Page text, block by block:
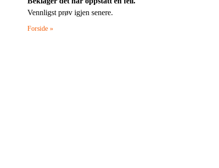
Vennligst prøv igjen senere.
Forside »